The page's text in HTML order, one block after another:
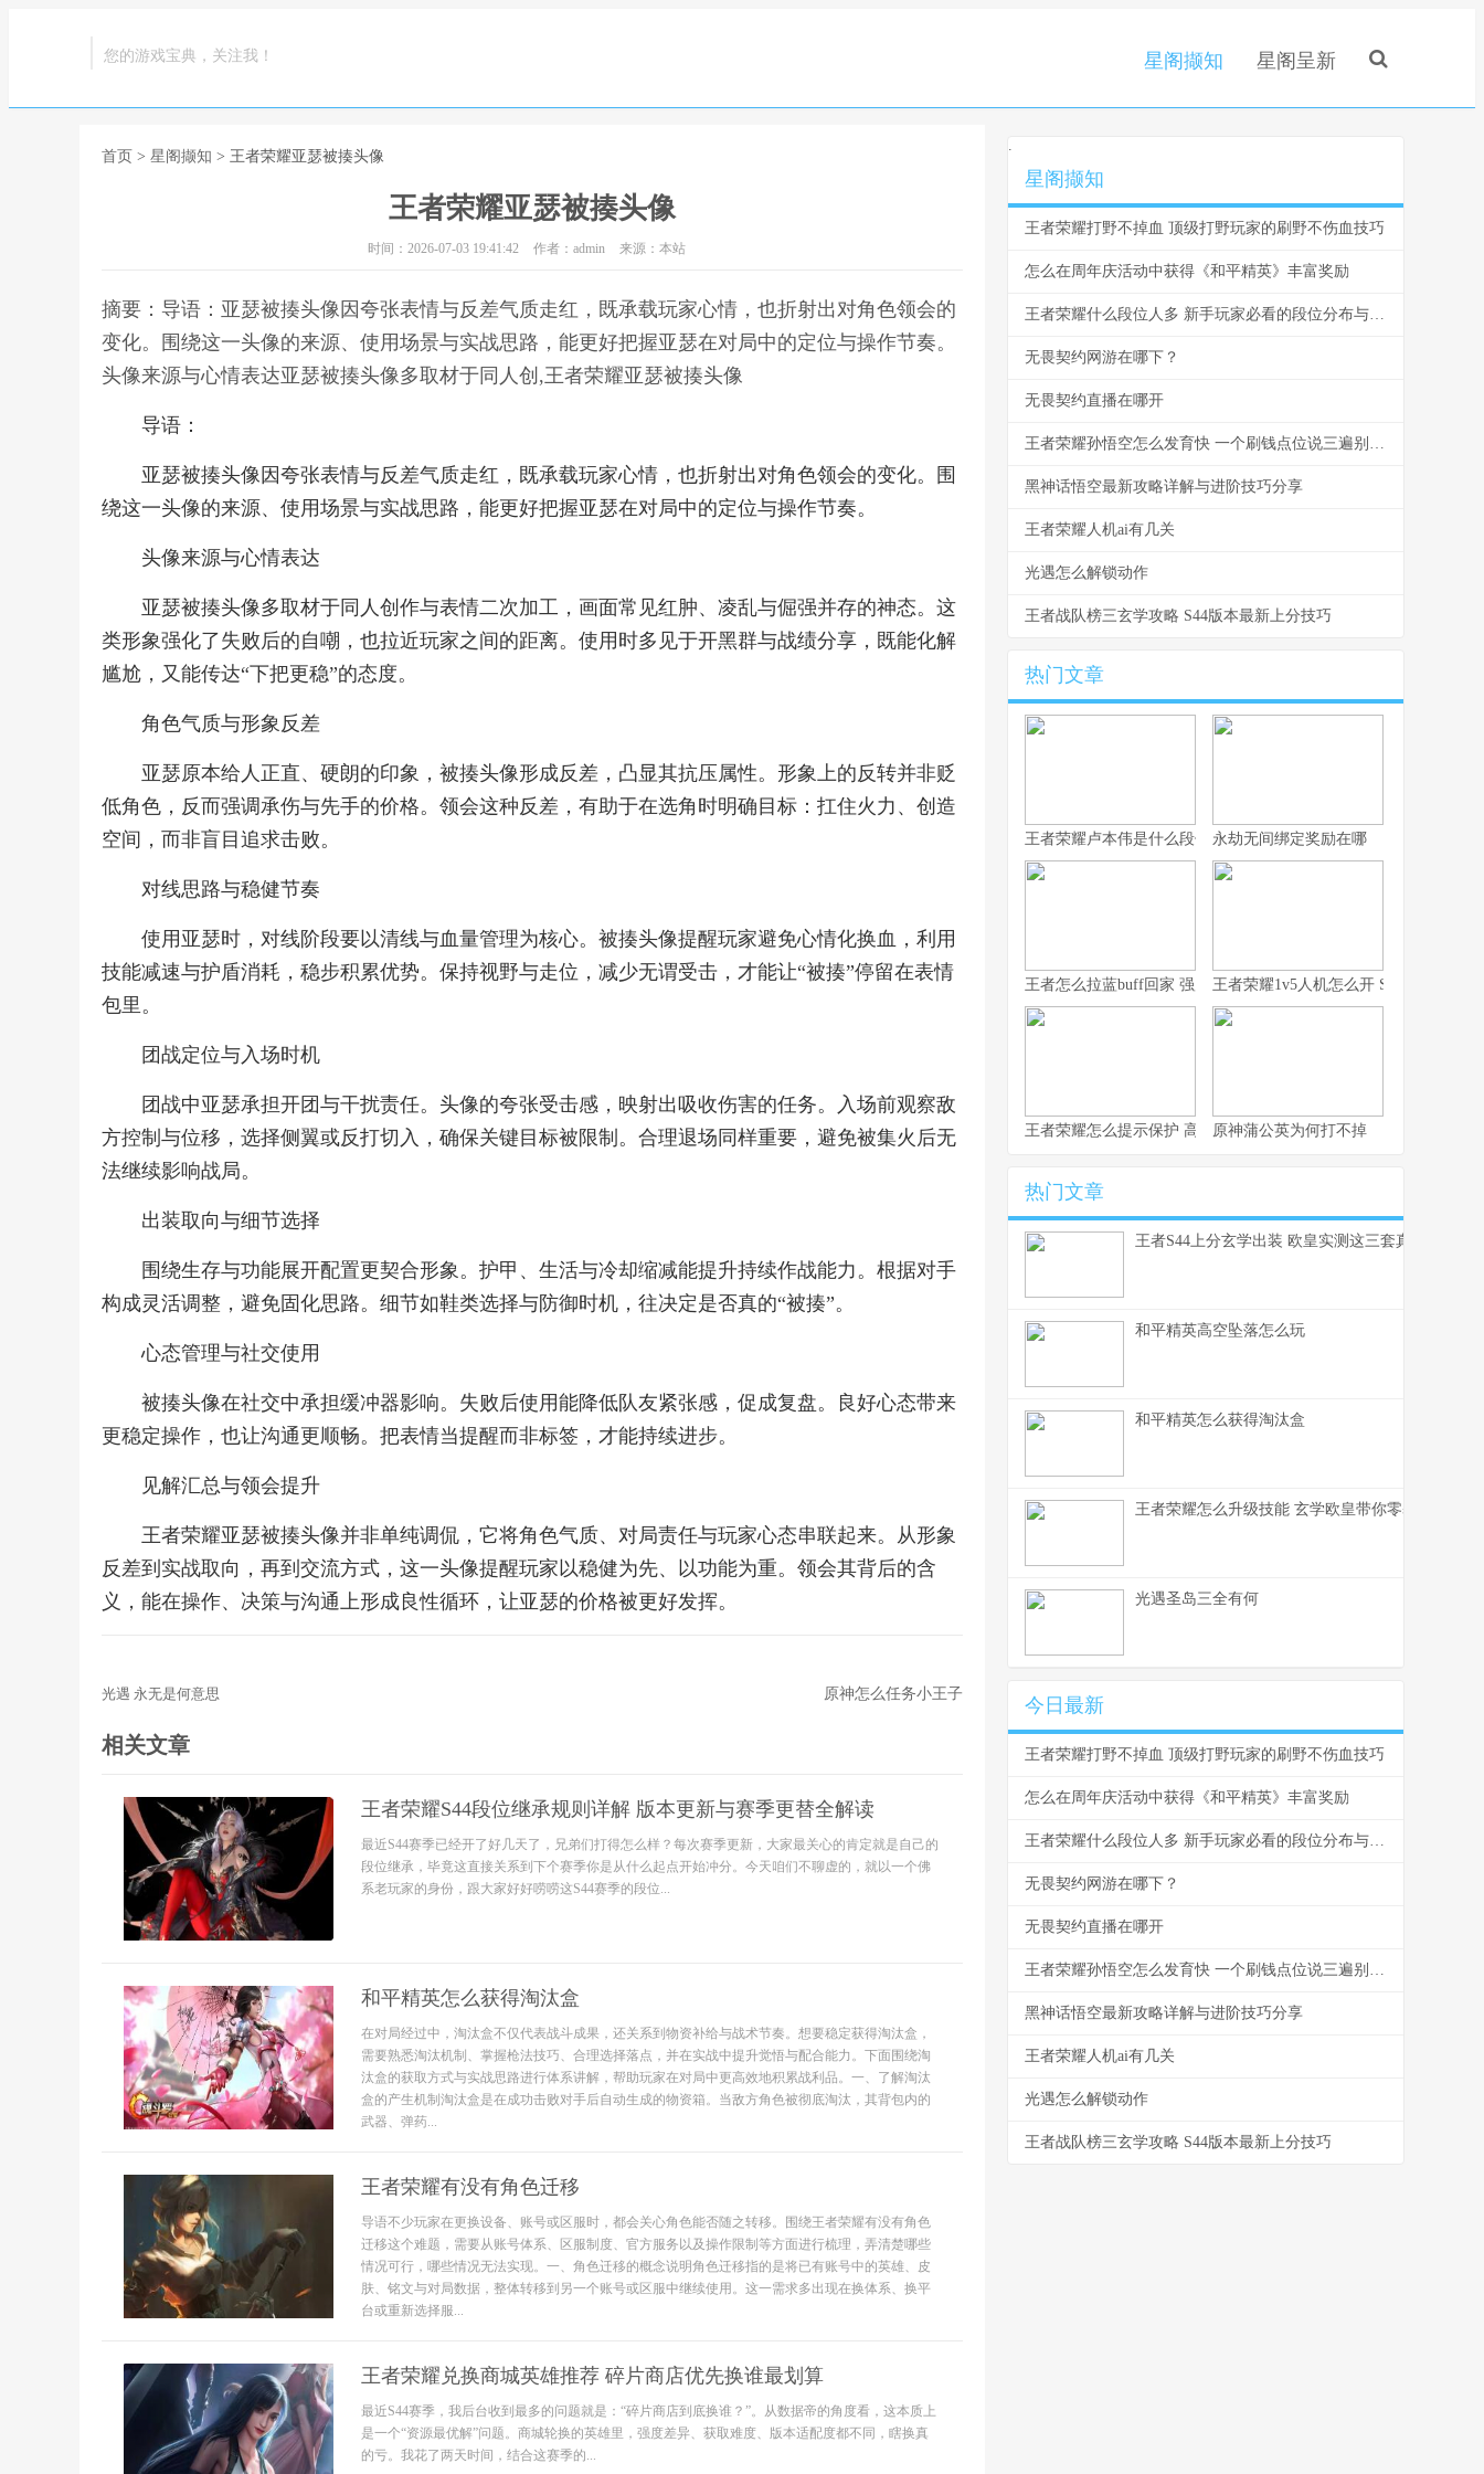
您的游戏宝典，关注我！ 星阁撷知 星阁呈新
首页 > 星阁撷知 > 王者荣耀亚瑟被揍头像
王者荣耀亚瑟被揍头像
时间：2026-07-03 19:41:42 作者：admin 来源：本站
摘要：导语：亚瑟被揍头像因夸张表情与反差气质走红，既承载玩家心情，也折射出对角色领会的
变化。围绕这一头像的来源、使用场景与实战思路，能更好把握亚瑟在对局中的定位与操作节奏。
头像来源与心情表达亚瑟被揍头像多取材于同人创,王者荣耀亚瑟被揍头像
导语：
亚瑟被揍头像因夸张表情与反差气质走红，既承载玩家心情，也折射出对角色领会的变化。围
绕这一头像的来源、使用场景与实战思路，能更好把握亚瑟在对局中的定位与操作节奏。
头像来源与心情表达
亚瑟被揍头像多取材于同人创作与表情二次加工，画面常见红肿、凌乱与倔强并存的神态。这
类形象强化了失败后的自嘲，也拉近玩家之间的距离。使用时多见于开黑群与战绩分享，既能化解
尴尬，又能传达“下把更稳”的态度。
角色气质与形象反差
亚瑟原本给人正直、硬朗的印象，被揍头像形成反差，凸显其抗压属性。形象上的反转并非贬
低角色，反而强调承伤与先手的价格。领会这种反差，有助于在选角时明确目标：扛住火力、创造
空间，而非盲目追求击败。
对线思路与稳健节奏
使用亚瑟时，对线阶段要以清线与血量管理为核心。被揍头像提醒玩家避免心情化换血，利用
技能减速与护盾消耗，稳步积累优势。保持视野与走位，减少无谓受击，才能让“被揍”停留在表情
包里。
团战定位与入场时机
团战中亚瑟承担开团与干扰责任。头像的夸张受击感，映射出吸收伤害的任务。入场前观察敌
方控制与位移，选择侧翼或反打切入，确保关键目标被限制。合理退场同样重要，避免被集火后无
法继续影响战局。
出装取向与细节选择
围绕生存与功能展开配置更契合形象。护甲、生活与冷却缩减能提升持续作战能力。根据对手
构成灵活调整，避免固化思路。细节如鞋类选择与防御时机，往决定是否真的“被揍”。
心态管理与社交使用
被揍头像在社交中承担缓冲器影响。失败后使用能降低队友紧张感，促成复盘。良好心态带来
更稳定操作，也让沟通更顺畅。把表情当提醒而非标签，才能持续进步。
见解汇总与领会提升
王者荣耀亚瑟被揍头像并非单纯调侃，它将角色气质、对局责任与玩家心态串联起来。从形象
反差到实战取向，再到交流方式，这一头像提醒玩家以稳健为先、以功能为重。领会其背后的含
义，能在操作、决策与沟通上形成良性循环，让亚瑟的价格被更好发挥。
光遇 永无是何意思 原神怎么任务小王子
相关文章
王者荣耀S44段位继承规则详解 版本更新与赛季更替全解读
最近S44赛季已经开了好几天了，兄弟们打得怎么样？每次赛季更新，大家最关心的肯定就是自己的
段位继承，毕竟这直接关系到下个赛季你是从什么起点开始冲分。今天咱们不聊虚的，就以一个佛
系老玩家的身份，跟大家好好唠唠这S44赛季的段位...
和平精英怎么获得淘汰盒
在对局经过中，淘汰盒不仅代表战斗成果，还关系到物资补给与战术节奏。想要稳定获得淘汰盒，
需要熟悉淘汰机制、掌握枪法技巧、合理选择落点，并在实战中提升觉悟与配合能力。下面围绕淘
汰盒的获取方式与实战思路进行体系讲解，帮助玩家在对局中更高效地积累战利品。一、了解淘汰
盒的产生机制淘汰盒是在成功击败对手后自动生成的物资箱。当敌方角色被彻底淘汰，其背包内的
武器、弹药...
王者荣耀有没有角色迁移
导语不少玩家在更换设备、账号或区服时，都会关心角色能否随之转移。围绕王者荣耀有没有角色
迁移这个难题，需要从账号体系、区服制度、官方服务以及操作限制等方面进行梳理，弄清楚哪些
情况可行，哪些情况无法实现。一、角色迁移的概念说明角色迁移指的是将已有账号中的英雄、皮
肤、铭文与对局数据，整体转移到另一个账号或区服中继续使用。这一需求多出现在换体系、换平
台或重新选择服...
王者荣耀兑换商城英雄推荐 碎片商店优先换谁最划算
最近S44赛季，我后台收到最多的问题就是：“碎片商店到底换谁？”。从数据帝的角度看，这本质上
是一个“资源最优解”问题。商城轮换的英雄里，强度差异、获取难度、版本适配度都不同，瞎换真
的亏。我花了两天时间，结合这赛季的...
.
星阁撷知
王者荣耀打野不掉血 顶级打野玩家的刷野不伤血技巧
怎么在周年庆活动中获得《和平精英》丰富奖励
王者荣耀什么段位人多 新手玩家必看的段位分布与爬坑指南
无畏契约网游在哪下？
无畏契约直播在哪开
王者荣耀孙悟空怎么发育快 一个刷钱点位说三遍别再浪了
黑神话悟空最新攻略详解与进阶技巧分享
王者荣耀人机ai有几关
光遇怎么解锁动作
王者战队榜三玄学攻略 S44版本最新上分技巧
热门文章
王者荣耀卢本伟是什么段位 从数据看卢本伟的实战定位与上限
永劫无间绑定奖励在哪
王者怎么拉蓝buff回家 强度排行与拉野技巧全解析
王者荣耀1v5人机怎么开 S44赛季入口
王者荣耀怎么提示保护 高效局内沟通速成指南
原神蒲公英为何打不掉
热门文章
王者S44上分玄学出装 欧皇实测这三套真的能赢
和平精英高空坠落怎么玩
和平精英怎么获得淘汰盒
王者荣耀怎么升级技能 玄学欧皇带你零基础入门
光遇圣岛三全有何
今日最新
王者荣耀打野不掉血 顶级打野玩家的刷野不伤血技巧
怎么在周年庆活动中获得《和平精英》丰富奖励
王者荣耀什么段位人多 新手玩家必看的段位分布与爬坑指南
无畏契约网游在哪下？
无畏契约直播在哪开
王者荣耀孙悟空怎么发育快 一个刷钱点位说三遍别再浪了
黑神话悟空最新攻略详解与进阶技巧分享
王者荣耀人机ai有几关
光遇怎么解锁动作
王者战队榜三玄学攻略 S44版本最新上分技巧